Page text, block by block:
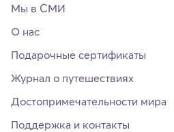
Мы в СМИ
О нас
Подарочные сертификаты
Журнал о путешествиях
Достопримечательности мира
Поддержка и контакты